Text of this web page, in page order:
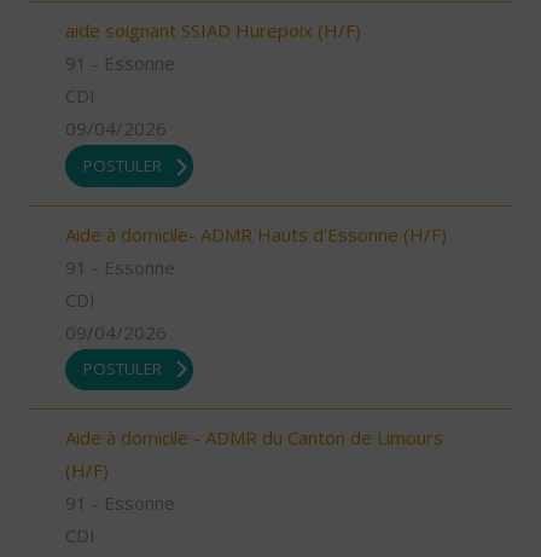
aide soignant SSIAD Hurepoix (H/F)
91 - Essonne
CDI
09/04/2026
POSTULER
Aide à domicile- ADMR Hauts d'Essonne (H/F)
91 - Essonne
CDI
09/04/2026
POSTULER
Aide à domicile - ADMR du Canton de Limours
(H/F)
91 - Essonne
CDI